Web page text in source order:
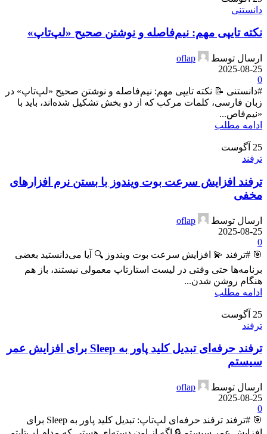
دانستنی
نکته تایپی مهم: نیم‌فاصله و نوشتن صحیح «لپ‌تاپ»
ارسال توسط
oflap
2025-08-25
0
#دانستنی 📝 نکته تایپی مهم: نیم‌فاصله و نوشتن صحیح «لپ‌تاپ» در
زبان فارسی، کلمات مرکب که از دو بخش تشکیل شده‌اند، باید با
«نیم‌فاص...
ادامه مطلب
25 آگوست
ترفند
ترفند افزایش سرعت بوت ویندوز با بستن نرم افزارهای
مخفی
ارسال توسط
oflap
2025-08-25
0
🎯 #ترفند 💫 افزایش سرعت بوت ویندوز 🔍 آیا می‌دانستید بعضی
برنامه‌ها حتی وقتی در لیست استارتاپ معمولی نیستند، باز هم
هنگام روشن شدن...
ادامه مطلب
25 آگوست
ترفند
ترفند حرفه‌ای تبدیل کلید پاور به Sleep برای افزایش عمر
سیستم
ارسال توسط
oflap
2025-08-25
0
🎯 #ترفند ترفند حرفه‌ای لپ‌تاپ: تبدیل کلید پاور به Sleep برای